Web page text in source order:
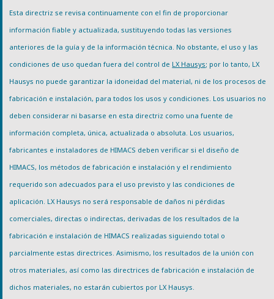
Esta directriz se revisa continuamente con el fin de proporcionar
información fiable y actualizada, sustituyendo todas las versiones
anteriores de la guía y de la información técnica. No obstante, el uso y las
condiciones de uso quedan fuera del control de LX Hausys; por lo tanto, LX
Hausys no puede garantizar la idoneidad del material, ni de los procesos de
fabricación e instalación, para todos los usos y condiciones. Los usuarios no
deben considerar ni basarse en esta directriz como una fuente de
información completa, única, actualizada o absoluta. Los usuarios,
fabricantes e instaladores de HIMACS deben verificar si el diseño de
HIMACS, los métodos de fabricación e instalación y el rendimiento
requerido son adecuados para el uso previsto y las condiciones de
aplicación. LX Hausys no será responsable de daños ni pérdidas
comerciales, directas o indirectas, derivadas de los resultados de la
fabricación e instalación de HIMACS realizadas siguiendo total o
parcialmente estas directrices. Asimismo, los resultados de la unión con
otros materiales, así como las directrices de fabricación e instalación de
dichos materiales, no estarán cubiertos por LX Hausys.